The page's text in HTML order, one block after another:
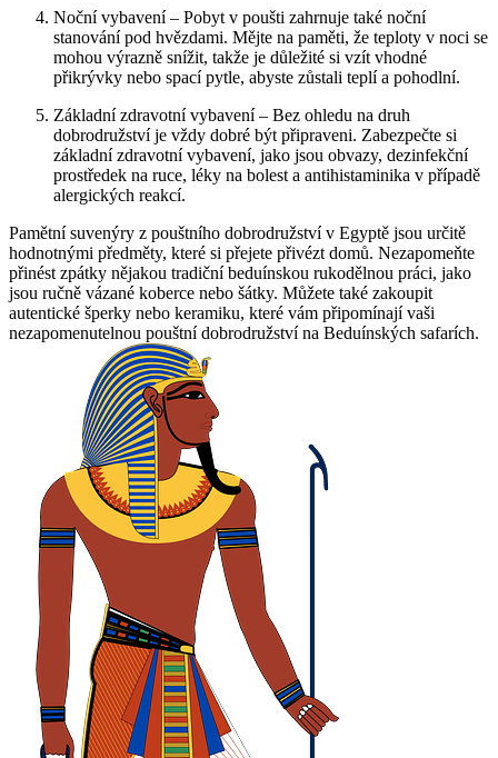
Noční vybavení – Pobyt v poušti zahrnuje také noční
stanování pod hvězdami. Mějte na paměti, že teploty v noci se
mohou výrazně snížit, takže je důležité si vzít vhodné
přikrývky nebo spací pytle, abyste zůstali teplí a pohodlní.
Základní zdravotní vybavení – Bez ohledu na druh
dobrodružství je vždy dobré být připraveni. Zabezpečte si
základní zdravotní vybavení, jako jsou obvazy, dezinfekční
prostředek na ruce, léky na bolest a antihistaminika v případě
alergických reakcí.
Pamětní suvenýry z pouštního dobrodružství v Egyptě jsou určitě
hodnotnými předměty, které si přejete přivézt domů. Nezapomeňte
přinést zpátky nějakou tradiční beduínskou rukodělnou práci, jako
jsou ručně vázané koberce nebo šátky. Můžete také zakoupit
autentické šperky nebo keramiku, které vám připomínají vaši
nezapomenutelnou pouštní dobrodružství na Beduínských safarích.